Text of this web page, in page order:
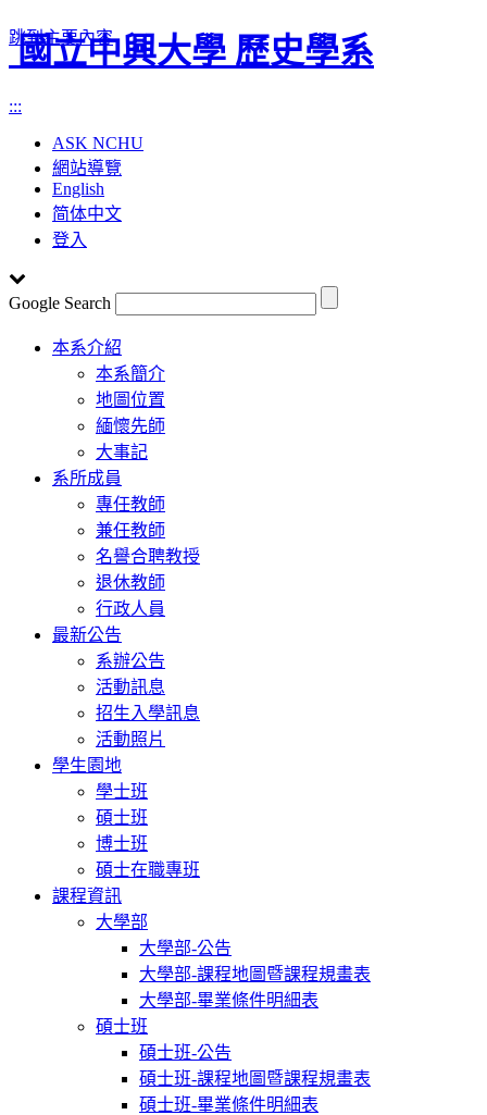
跳到主要內容
國立中興大學 歷史學系
:::
ASK NCHU
網站導覽
English
简体中文
登入
Google Search
Toggle
navigation
本系介紹
本系簡介
地圖位置
緬懷先師
大事記
系所成員
專任教師
兼任教師
名譽合聘教授
退休教師
行政人員
最新公告
系辦公告
活動訊息
招生入學訊息
活動照片
學生園地
學士班
碩士班
博士班
碩士在職專班
課程資訊
大學部
大學部-公告
大學部-課程地圖暨課程規畫表
大學部-畢業條件明細表
碩士班
碩士班-公告
碩士班-課程地圖暨課程規畫表
碩士班-畢業條件明細表